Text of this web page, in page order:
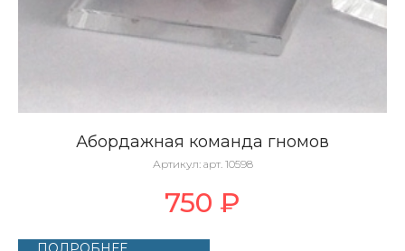
Абордажная команда гномов
Артикул: арт. 10598
750 ₽